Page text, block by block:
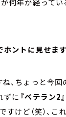
ントに見せます
、ちょっと今回
ずに 『ベテラン2』
けど（笑）、